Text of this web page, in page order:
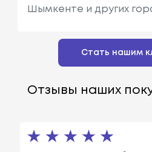
Шымкенте и других
Стать нашим
Отзывы наших